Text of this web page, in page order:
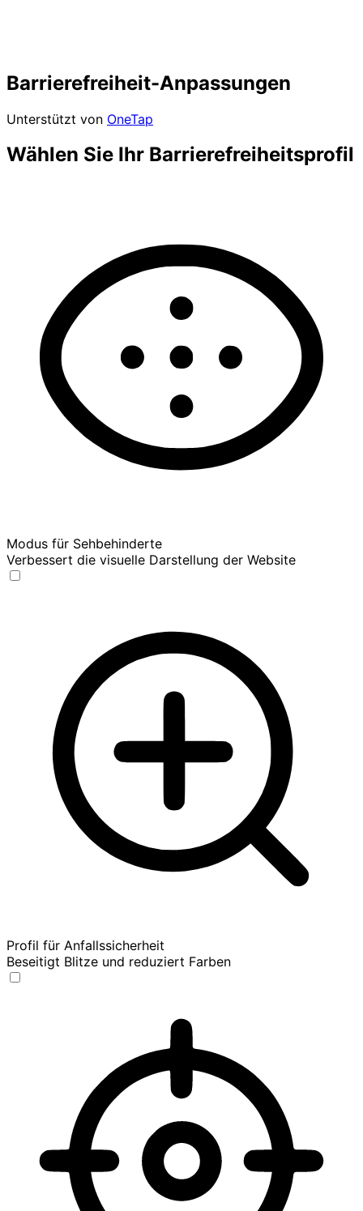
Barrierefreiheit-Anpassungen
Unterstützt von OneTap
Wählen Sie Ihr Barrierefreiheitsprofil
Modus für Sehbehinderte
Verbessert die visuelle Darstellung der Website
Profil für Anfallssicherheit
Beseitigt Blitze und reduziert Farben